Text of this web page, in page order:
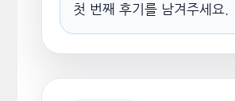
첫 번째 후기를 남겨주세요.